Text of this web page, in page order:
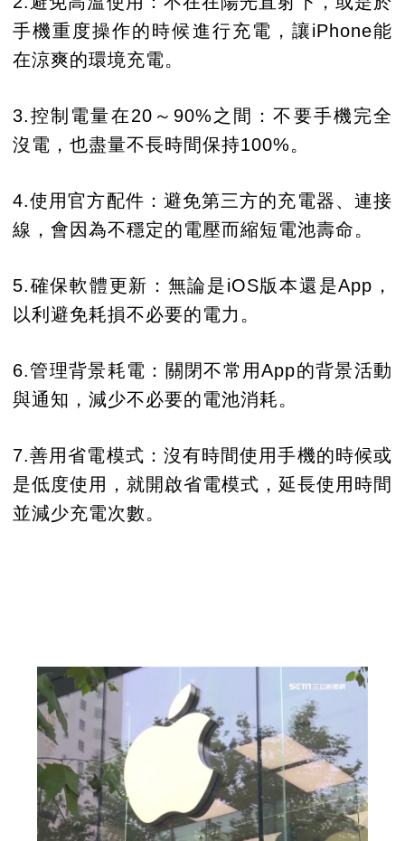
手機重度操作的時候進行充電，讓iPhone能
在涼爽的環境充電。
3.控制電量在20～90%之間：不要手機完全
沒電，也盡量不長時間保持100%。
4.使用官方配件：避免第三方的充電器、連接
線，會因為不穩定的電壓而縮短電池壽命。
5.確保軟體更新：無論是iOS版本還是App，
以利避免耗損不必要的電力。
6.管理背景耗電：關閉不常用App的背景活動
與通知，減少不必要的電池消耗。
7.善用省電模式：沒有時間使用手機的時候或
是低度使用，就開啟省電模式，延長使用時間
並減少充電次數。